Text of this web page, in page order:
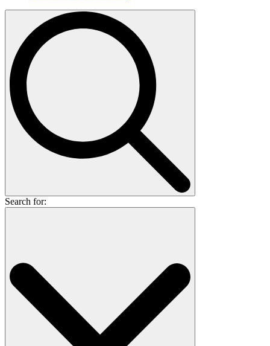
Search for: